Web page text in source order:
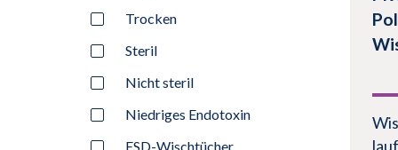
Trocken
Steril
Nicht steril
Niedriges Endotoxin
ESD-Wischtücher